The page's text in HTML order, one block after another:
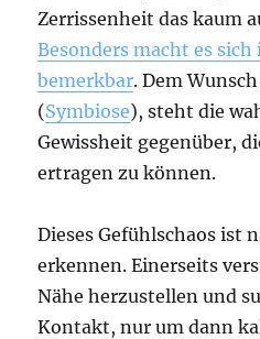
Zerrissenheit das kaum
Besonders macht es
bemerkbar. Dem
(Symbiose), steht die
Gewissheit gegenüber,
ertragen zu können.
Dieses Gefühlschaos ist
erkennen. Einerseits
Nähe herzustellen und
Kontakt, nur um dann